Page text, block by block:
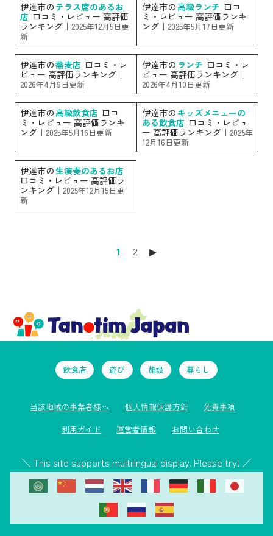
伊達市の テラス席のあるお
店 口コミ・レビュー 高評価
ランキング｜ 2025年12月5日更
新
伊達市の 高級ランチ 口コ
ミ・レビュー 高評価ランキ
ング｜ 2025年5月17日更新
伊達市の蕎麦店 口コミ・レ
ビュー 高評価ランキング｜
2026年4月9日更新
伊達市の ランチ 口コミ・レ
ビュー 高評価ランキング｜
2026年4月10日更新
伊達市の 高級飲食店 口コ
ミ・レビュー 高評価ランキ
ング｜ 2025年5月16日更新
伊達市の キッズメニューの
ある飲食店 口コミ・レビュ
ー 高評価ランキング｜ 2025年
12月16日更新
伊達市の生演奏のあるお店
口コミ・レビュー 高評価ラ
ンキング｜ 2025年12月15日更
新
1 2 ▶︎
飲食店 遊び 施設 暮らし
当該地域の事業者様へ 個人情報保護方針
免責事項
利用ガイド
運営者情報 お問い合わせ
＼ This site supports multilingual display. Please try! ／